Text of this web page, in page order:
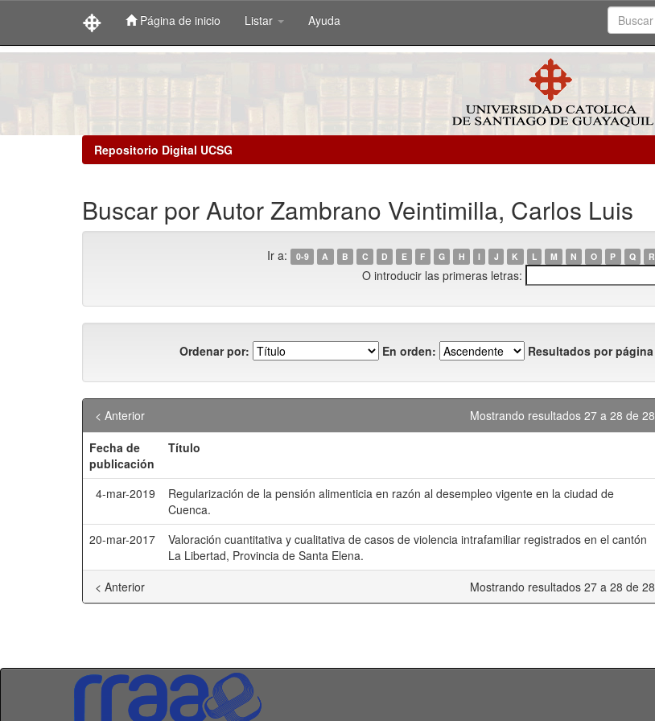
Página de inicio Listar Ayuda
Repositorio Digital UCSG
Buscar por Autor Zambrano Veintimilla, Carlos Luis
Ir a: 0-9 A B C D E F G H I J K L M N O P Q R
O introducir las primeras letras:
Ordenar por: En orden: Resultados por página
Mostrando resultados 27 a 28 de 28
< Anterior
Fecha de
publicación
Título
4-mar-2019
Regularización de la pensión alimenticia en razón al desempleo vigente en la ciudad de
Cuenca.
20-mar-2017
Valoración cuantitativa y cualitativa de casos de violencia intrafamiliar registrados en el cantón
La Libertad, Provincia de Santa Elena.
Mostrando resultados 27 a 28 de 28
< Anterior